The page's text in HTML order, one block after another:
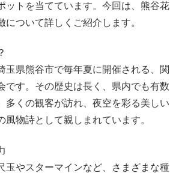
ットを当てています。今回は、熊谷花
について詳しくご紹介します。
玉県熊谷市で毎年夏に開催される、関
です。その歴史は長く、県内でも有数
多くの観客が訪れ、夜空を彩る美しい
風物詩として親しまれています。
玉やスターマインなど、さまざまな種